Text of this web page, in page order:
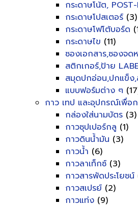
กระดาษโน้ต,
กระดาษโปสเตอร์ (3)
กระดาษโฟโต้บอร์ด
กระดาษไข (11)
ซองเอกสาร,ซองจด
สติกเกอร์,ป้าย
สมุดปกอ่อน,ปกแข็ง
แบบฟอร์มต่าง ๆ
กาว เทป และอุปกรณ์เพื่อ
กล่องใส่นามบัตร (3)
กาวซุปเปอร์กลู (1)
กาวดินน้ำมัน (3)
กาวน้ำ (6)
กาวลาเท็กซ์ (3)
กาวสารพัดประโยชน์
กาวสเปรย์ (2)
กาวแท่ง (9)